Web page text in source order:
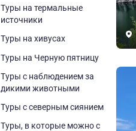
Туры на термальные
источники
Туры на хивусах
Туры на Черную пятницу
Туры с наблюдением за
дикими животными
Туры с северным сиянием
Туры, в которые можно с